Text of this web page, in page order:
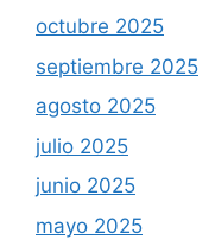
octubre 2025
septiembre 2025
agosto 2025
julio 2025
junio 2025
mayo 2025